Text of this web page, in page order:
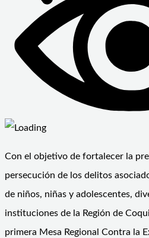
Con el objetivo de fortalecer la
persecución de los delitos
de niños, niñas y adolescentes,
instituciones de la Región de
primera Mesa Regional Contra la